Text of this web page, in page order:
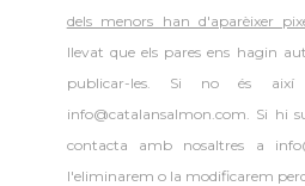
dels menors han d'aparèixer
llevat que els pares ens hagin
publicar-les. Si no és així
info@catalansalmon.com. Si hi
contacta amb nosaltres a
l'eliminarem o la modificarem